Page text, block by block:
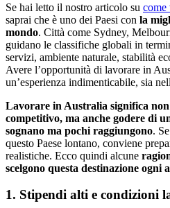
Se hai letto il nostro articolo su come
saprai che è uno dei Paesi con la
mondo. Città come Sydney,
guidano le classifiche globali in
servizi, ambiente naturale, stabilità
Avere l’opportunità di lavorare in
un’esperienza indimenticabile, sia
Lavorare in Australia significa
competitivo, ma anche godere di
sognano ma pochi raggiungono.
questo Paese lontano, conviene
realistiche. Ecco quindi alcune
scelgono questa destinazione ogni
1. Stipendi alti e condizioni